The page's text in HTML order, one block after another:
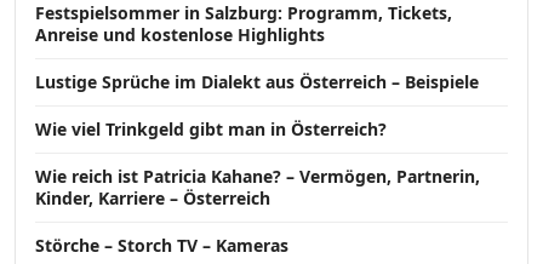
Festspielsommer in Salzburg: Programm, Tickets,
Anreise und kostenlose Highlights
Lustige Sprüche im Dialekt aus Österreich – Beispiele
Wie viel Trinkgeld gibt man in Österreich?
Wie reich ist Patricia Kahane? – Vermögen, Partnerin,
Kinder, Karriere – Österreich
Störche – Storch TV – Kameras